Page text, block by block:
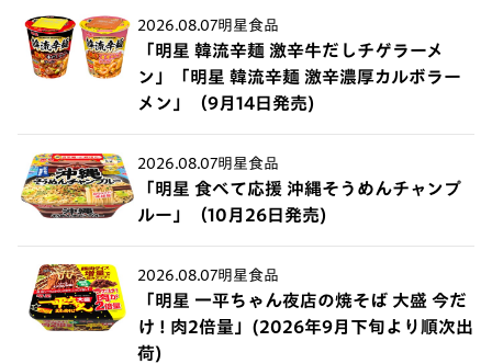
2026.08.07明星食品
「明星 韓流辛麺 激辛牛だしチゲラーメ
ン」「明星 韓流辛麺 激辛濃厚カルボラー
メン」（9月14日発売)
2026.08.07明星食品
「明星 食べて応援 沖縄そうめんチャンプ
ルー」（10月26日発売)
2026.08.07明星食品
「明星 一平ちゃん夜店の焼そば 大盛 今だ
け ! 肉2倍量」(2026年9月下旬より順次出
荷)